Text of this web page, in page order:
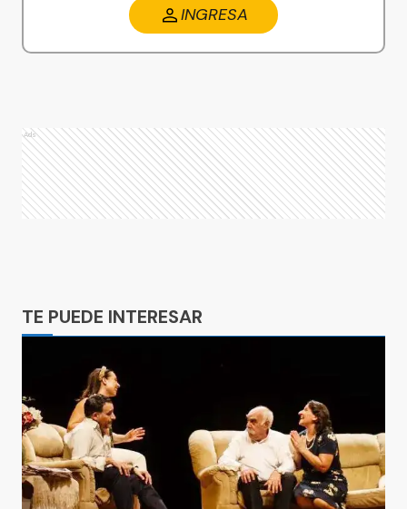
INGRESA
Ads
TE PUEDE INTERESAR